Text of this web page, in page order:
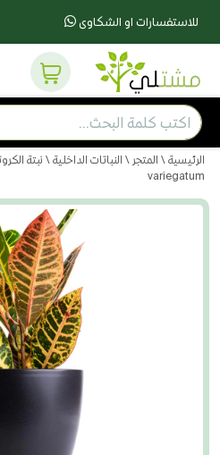
للاستفسارات او الشكاوى
الرئيسية \ المتجر \ النباتات الداخلية
variegatum